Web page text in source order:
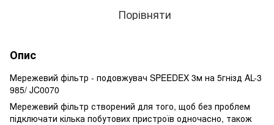
Порівняти
Опис
Мережевий фільтр - подовжувач SPEEDEX 3м на 5гнізд AL-3
985/ JC0070
Мережевий фільтр створений для того, щоб без проблем
підключати кілька побутових пристроїв одночасно, також